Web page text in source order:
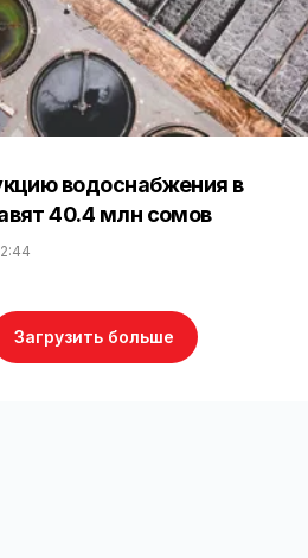
водоснабжения в
40.4 млн сомов
Загрузить больше